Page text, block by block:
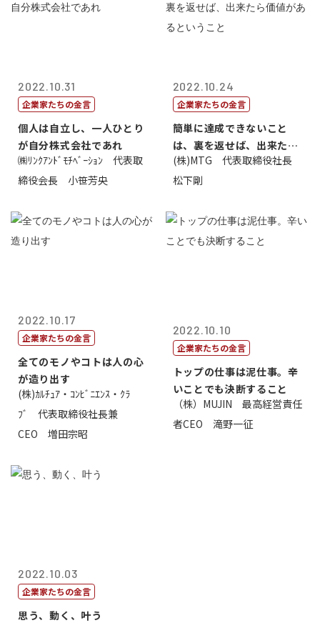
2022.10.31
企業家たちの金言
個人は自立し、一人ひとり
が自分株式会社であれ
㈱ﾘﾝｸｱﾝﾄﾞﾓﾁﾍﾞｰｼｮﾝ 代表取
締役会長 小笹芳央
2022.10.24
企業家たちの金言
簡単に達成できないこと
は、裏を返せば、出来たら
価値があるとい...
(株)MTG 代表取締役社長
松下剛
2022.10.17
企業家たちの金言
全てのモノやコトは人の心
が造り出す
(株)ｶﾙﾁｭｱ・ｺﾝﾋﾞﾆｴﾝｽ・ｸﾗ
ﾌﾞ 代表取締役社長兼
CEO 増田宗昭
2022.10.10
企業家たちの金言
トップの仕事は泥仕事。辛
いことでも決断すること
（株）MUJIN 最高経営責任
者CEO 滝野一征
2022.10.03
企業家たちの金言
思う、動く、叶う